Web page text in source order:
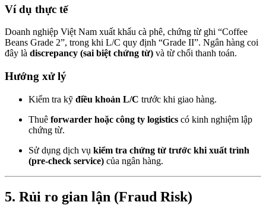
Ví dụ thực tế
Doanh nghiệp Việt Nam xuất khẩu cà phê, chứng từ ghi “Coffee
Beans Grade 2”, trong khi L/C quy định “Grade II”. Ngân hàng coi
đây là discrepancy (sai biệt chứng từ) và từ chối thanh toán.
Hướng xử lý
Kiểm tra kỹ điều khoản L/C trước khi giao hàng.
Thuê forwarder hoặc công ty logistics có kinh nghiệm lập
chứng từ.
Sử dụng dịch vụ kiểm tra chứng từ trước khi xuất trình
(pre-check service) của ngân hàng.
5. Rủi ro gian lận (Fraud Risk)